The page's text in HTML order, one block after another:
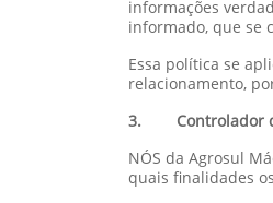
informações
informado, que se
Essa política se
relacionamento,
3. Controlador
NÓS da Agrosul
quais finalidades